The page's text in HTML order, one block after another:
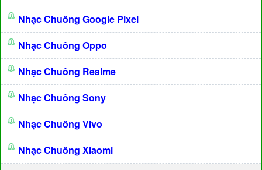
Nhạc Chuông Google Pixel
Nhạc Chuông Oppo
Nhạc Chuông Realme
Nhạc Chuông Sony
Nhạc Chuông Vivo
Nhạc Chuông Xiaomi